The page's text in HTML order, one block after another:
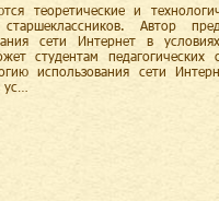
теоретические и
Автор
сети Интернет в
студентам педагогических
использования сети